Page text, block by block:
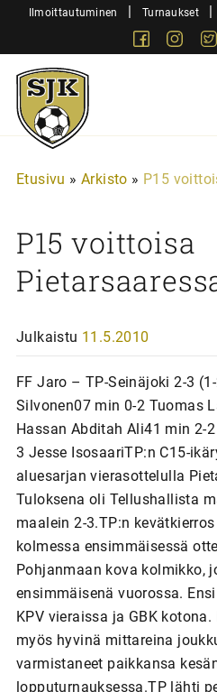
SiirryIlmoittautuminen | Turnaukset |
Facebook
Sjk-
Juniorit
Etusivu » Arkisto » P15
P15 voittoisa
Julkaistu 11.5.2010
FF Jaro – TP-Seinäjoki 2-3
Silvonen07 min 0-2 Tuomas
Hassan Abditah Ali41 min 2-
3 Jesse IsosaariTP:n C15-
aluesarjan vierasottelulla
Tuloksena oli Tellushallista
maalein 2-3.TP:n
kolmessa ensimmäisessä
Pohjanmaan kova kolmikko,
ensimmäisenä vuorossa.
KPV vieraissa ja GBK
myös hyvinä mittareina
varmistaneet paikkansa
lopputurnauksessa.TP lähti